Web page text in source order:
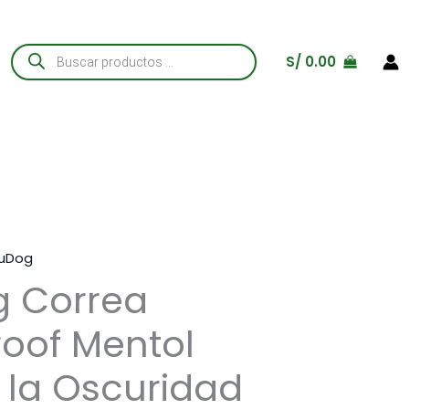
Búsqueda
de
productos
S/ 0.00
Correa
Mentol
la Oscuridad